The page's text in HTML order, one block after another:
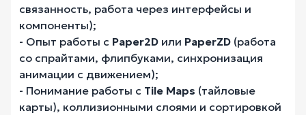
связанность, работа через интерфейсы и
компоненты);
- Опыт работы с Paper2D или PaperZD (работа
со спрайтами, флипбуками, синхронизация
анимации с движением);
- Понимание работы с Tile Maps (тайловые
карты), коллизионными слоями и сортировкой